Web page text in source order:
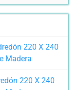
220 X 240